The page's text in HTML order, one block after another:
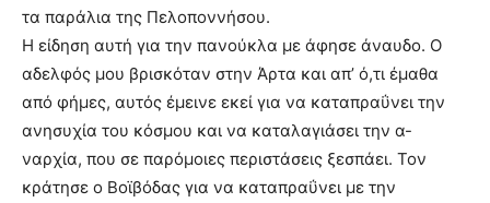
τα παράλια της Πελοποννήσου.
Η είδηση αυτή για την πανούκλα με άφησε άναυδο. Ο
αδελφός μου βρισκόταν στην Άρτα και απ’ ό,τι έμαθα
από φήμες, αυτός έμεινε εκεί για να καταπραΰνει την
ανησυχία του κόσμου και να καταλαγιάσει την α-
ναρχία, που σε παρόμοιες περιστάσεις ξεσπάει. Τον
κράτησε ο Βοϊβόδας για να καταπραΰνει με την